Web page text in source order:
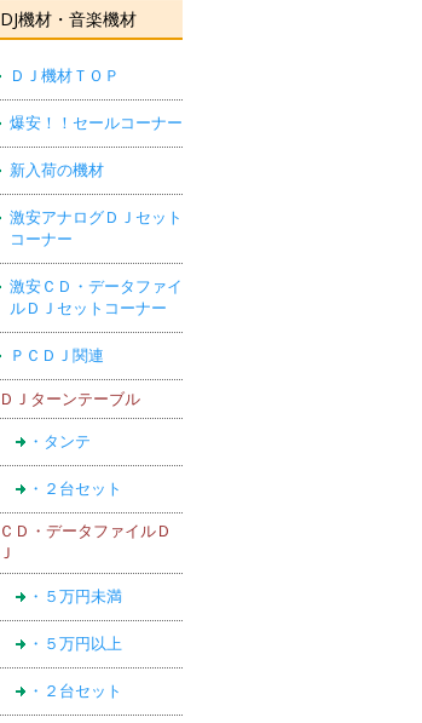
DJ機材・音楽機材
ＤＪ機材ＴＯＰ
爆安！！セールコーナー
新入荷の機材
激安アナログＤＪセット
コーナー
激安ＣＤ・データファイ
ルＤＪセットコーナー
ＰＣＤＪ関連
ＤＪターンテーブル
・タンテ
・２台セット
ＣＤ・データファイルＤ
Ｊ
・５万円未満
・５万円以上
・２台セット